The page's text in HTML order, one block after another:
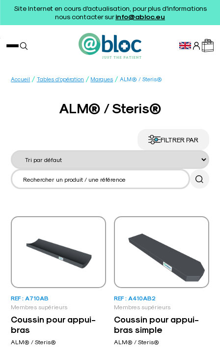
Site Internet en cours d'actualisation, pour plus d'informations
nous contacter surinfo@abloc.eu
Accueil / Tables d’opération / Marques / ALM® / Steris®
ALM® / Steris®
FILTRER PAR
Membres supérieurs
REF : A710AB
Coussin pour appui-
bras
ALM® / Steris®
Membres supérieurs
REF : A410AB2
Coussin pour appui-
bras simple
ALM® / Steris®